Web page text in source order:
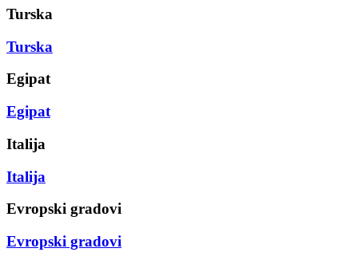
Turska
Turska
Egipat
Egipat
Italija
Italija
Evropski gradovi
Evropski gradovi